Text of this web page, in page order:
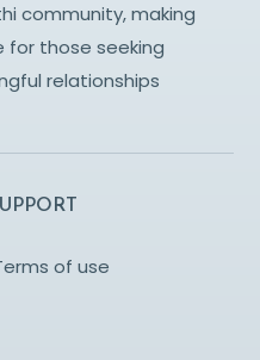
community, making
for those seeking
relationships
of use